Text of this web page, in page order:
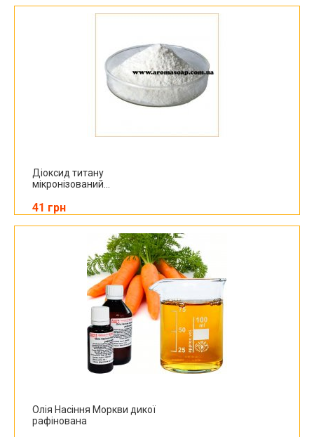
Діоксид титану
мікронізований...
41 грн
Олія Насіння Моркви дикої
рафінована